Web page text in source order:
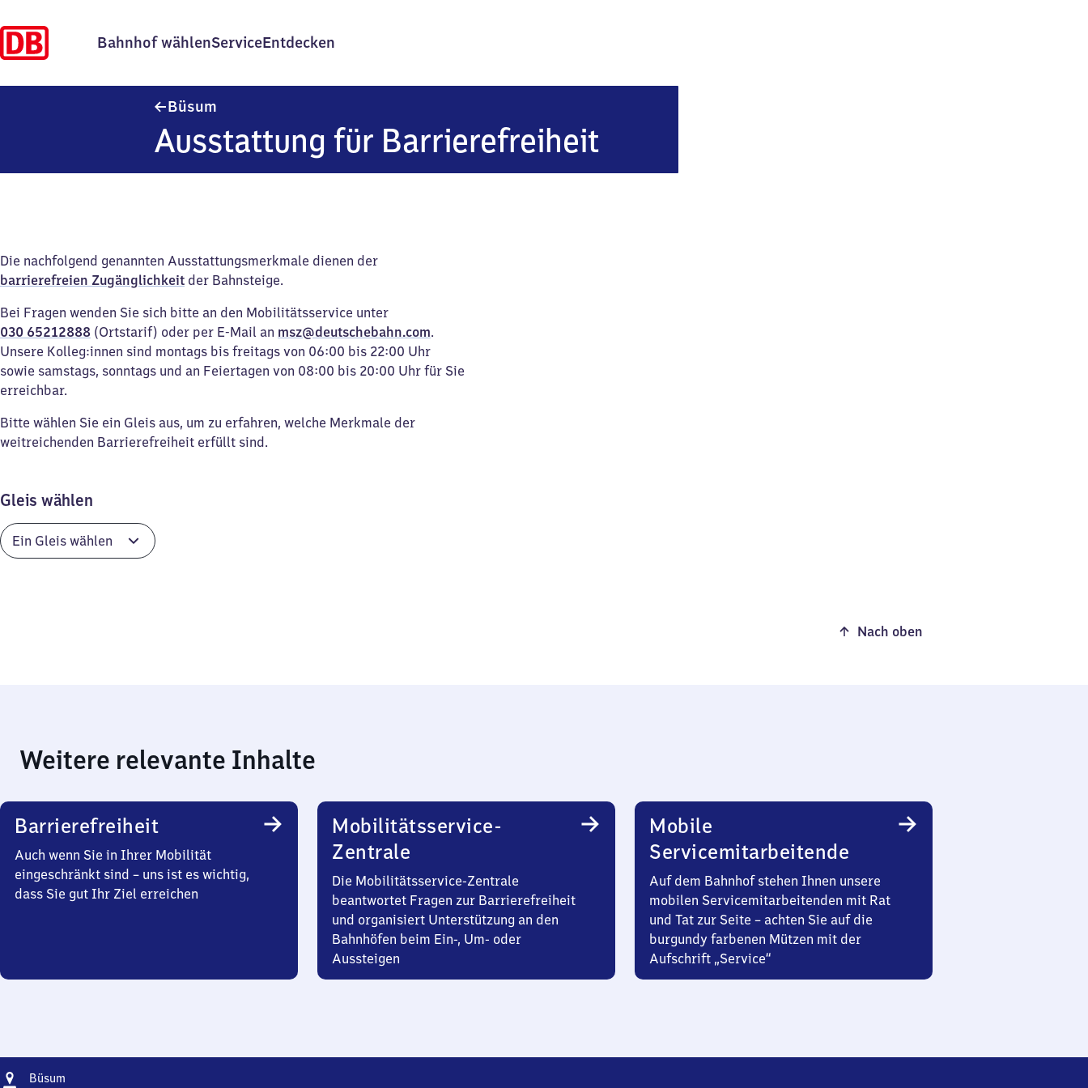
Bahnhof wählenServiceEntdecken
Büsum
Ausstattung für Barrierefreiheit
Die nachfolgend genannten Ausstattungsmerkmale dienen der
barrierefreien Zugänglichkeit der Bahnsteige.
Bei Fragen wenden Sie sich bitte an den Mobilitätsservice unter
030 65212888 (Ortstarif) oder per E-Mail an msz@deutschebahn.com.
Unsere Kolleg:innen sind montags bis freitags von 06:00 bis 22:00 Uhr
sowie samstags, sonntags und an Feiertagen von 08:00 bis 20:00 Uhr für Sie
erreichbar.
Bitte wählen Sie ein Gleis aus, um zu erfahren, welche Merkmale der
weitreichenden Barrierefreiheit erfüllt sind.
Gleis wählen
Nach oben
Weitere relevante Inhalte
Barrierefreiheit
Auch wenn Sie in Ihrer Mobilität
eingeschränkt sind – uns ist es wichtig,
dass Sie gut Ihr Ziel erreichen
Mobilitätsservice-
Zentrale
Die Mobilitätsservice-Zentrale
beantwortet Fragen zur Barrierefreiheit
und organisiert Unterstützung an den
Bahnhöfen beim Ein-, Um- oder
Aussteigen
Mobile
Servicemitarbeitende
Auf dem Bahnhof stehen Ihnen unsere
mobilen Servicemitarbeitenden mit Rat
und Tat zur Seite – achten Sie auf die
burgundy farbenen Mützen mit der
Aufschrift „Service“
Adresse
Büsum